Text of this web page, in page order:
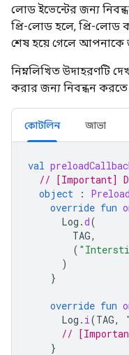
লোড ইভেন্টের জন্য
প্রি-লোড হলে, প্রি-লোড
শেষ হয়ে গেলে আপনাকে
নিম্নলিখিত উদাহরণটি
করার জন্য নিবন্ধন করতে
কোটলিন জাভা
val
// [Important]
object
:
override fun
Log .d(
TAG,
(
)
}
override fun
Log . i(TAG,
//
}